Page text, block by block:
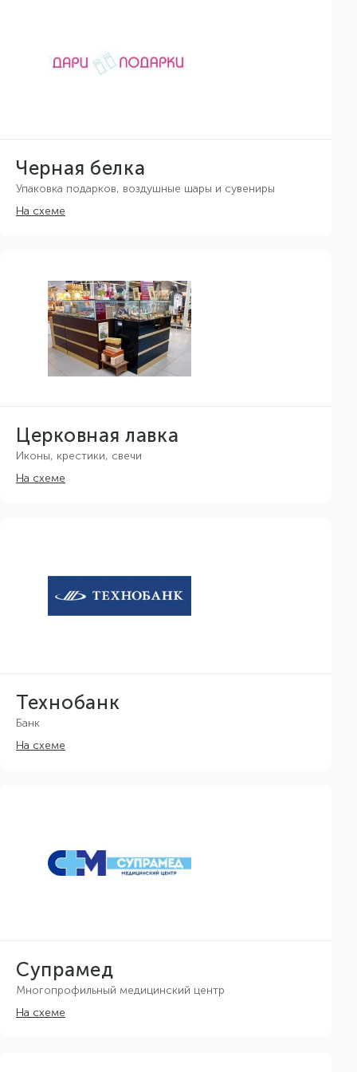
Черная белка
Упаковка подарков, воздушные шары и сувениры
На схеме
Церковная лавка
Иконы, крестики, свечи
На схеме
Технобанк
Банк
На схеме
Супрамед
Многопрофильный медицинский центр
На схеме